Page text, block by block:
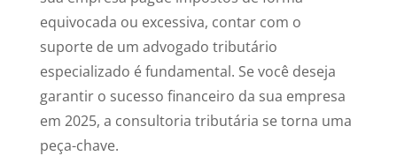
equivocada ou excessiva, contar com o
suporte de um advogado tributário
especializado é fundamental. Se você deseja
garantir o sucesso financeiro da sua empresa
em 2025, a consultoria tributária se torna uma
peça-chave.